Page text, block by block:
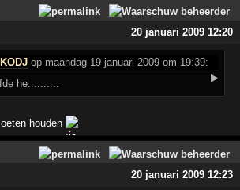
20 januari 2009 12:20
op maandag 19 januari 2009 om 19:39:
▶
he..........
houden
20 januari 2009 12:23